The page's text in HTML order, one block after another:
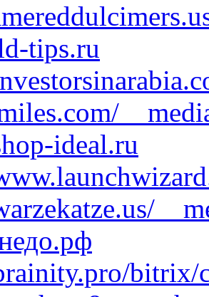
tips.ru
ideal.ru
bitrix/